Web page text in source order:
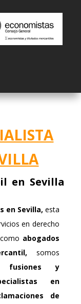
en Sevilla
en Sevilla, esta
en derecho
abogados
somos
fusiones y
en
de